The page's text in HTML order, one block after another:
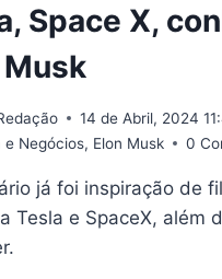
Space X,
14 de Abril, 2024
e Negócios, Elon Musk 0
já foi inspiração de
Tesla e SpaceX, além